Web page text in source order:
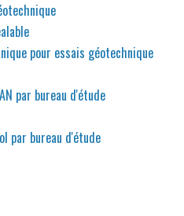
pour essais géotechnique
par bureau d'étude
par bureau d'étude